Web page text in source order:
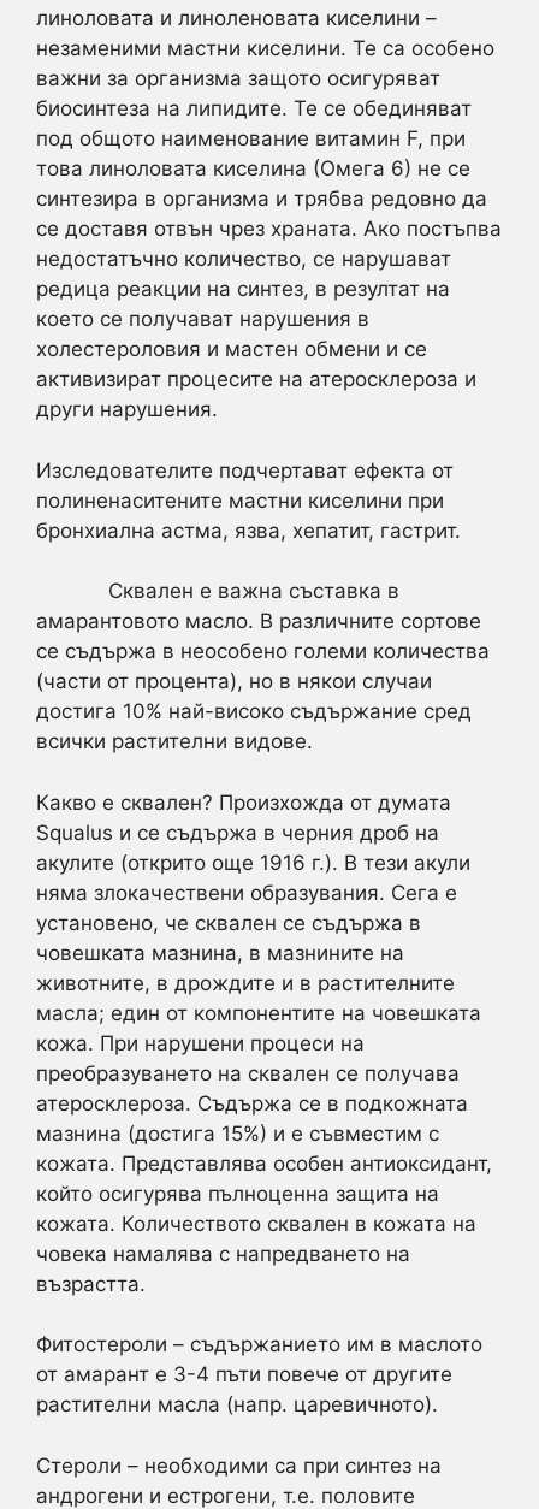
линоловата и линоленовата киселини –
незаменими мастни киселини. Те са особено
важни за организма защото осигуряват
биосинтеза на липидите. Те се обединяват
под общото наименование витамин F, при
това линоловата киселина (Омега 6) не се
синтезира в организма и трябва редовно да
се доставя отвън чрез храната. Ако постъпва
недостатъчно количество, се нарушават
редица реакции на синтез, в резултат на
което се получават нарушения в
холестероловия и мастен обмени и се
активизират процесите на атеросклероза и
други нарушения.
Изследователите подчертават ефекта от
полиненаситените мастни киселини при
бронхиална астма, язва, хепатит, гастрит.
Сквален е важна съставка в
амарантовото масло. В различните сортове
се съдържа в неособено големи количества
(части от процента), но в някои случаи
достига 10% най-високо съдържание сред
всички растителни видове.
Какво е сквален? Произхожда от думата
Squalus и се съдържа в черния дроб на
акулите (открито още 1916 г.). В тези акули
няма злокачествени образувания. Сега е
установено, че сквален се съдържа в
човешката мазнина, в мазнините на
животните, в дрождите и в растителните
масла; един от компонентите на човешката
кожа. При нарушени процеси на
преобразуването на сквален се получава
атеросклероза. Съдържа се в подкожната
мазнина (достига 15%) и е съвместим с
кожата. Представлява особен антиоксидант,
който осигурява пълноценна защита на
кожата. Количеството сквален в кожата на
човека намалява с напредването на
възрастта.
Фитостероли – съдържанието им в маслото
от амарант е 3-4 пъти повече от другите
растителни масла (напр. царевичното).
Стероли – необходими са при синтез на
андрогени и естрогени, т.е. половите